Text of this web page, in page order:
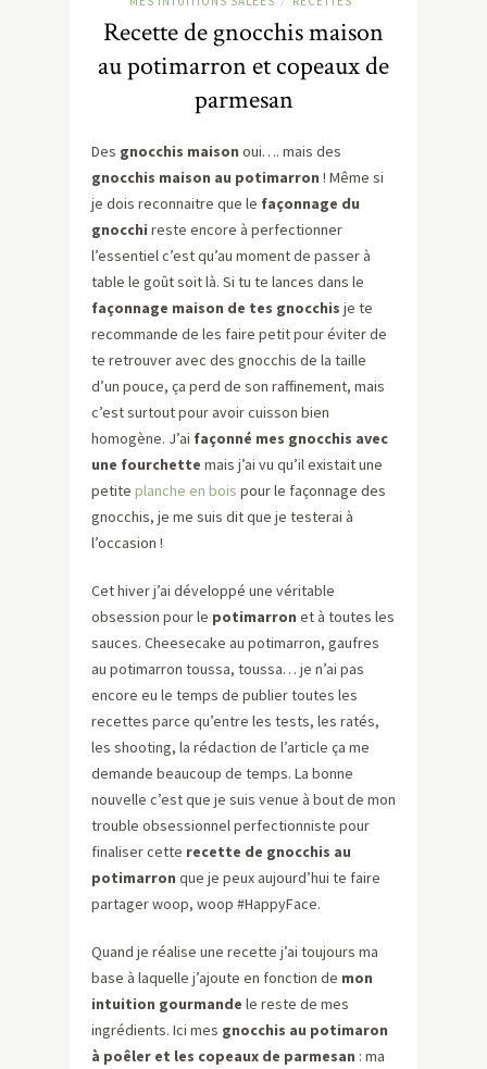
Recette de gnocchis maison
au potimarron et copeaux de
parmesan
Des gnocchis maison oui…. mais des
gnocchis maison au potimarron ! Même si
je dois reconnaitre que le façonnage du
gnocchi reste encore à perfectionner
l’essentiel c’est qu’au moment de passer à
table le goût soit là. Si tu te lances dans le
façonnage maison de tes gnocchis je te
recommande de les faire petit pour éviter de
te retrouver avec des gnocchis de la taille
d’un pouce, ça perd de son raffinement, mais
c’est surtout pour avoir cuisson bien
homogène. J’ai façonné mes gnocchis avec
une fourchette mais j’ai vu qu’il existait une
petite planche en bois pour le façonnage des
gnocchis, je me suis dit que je testerai à
l’occasion !
Cet hiver j’ai développé une véritable
obsession pour le potimarron et à toutes les
sauces. Cheesecake au potimarron, gaufres
au potimarron toussa, toussa… je n’ai pas
encore eu le temps de publier toutes les
recettes parce qu’entre les tests, les ratés,
les shooting, la rédaction de l’article ça me
demande beaucoup de temps. La bonne
nouvelle c’est que je suis venue à bout de mon
trouble obsessionnel perfectionniste pour
finaliser cette recette de gnocchis au
potimarron que je peux aujourd’hui te faire
partager woop, woop #HappyFace.
Quand je réalise une recette j’ai toujours ma
base à laquelle j’ajoute en fonction de mon
intuition gourmande le reste de mes
ingrédients. Ici mes gnocchis au potimaron
à poêler et les copeaux de parmesan : ma